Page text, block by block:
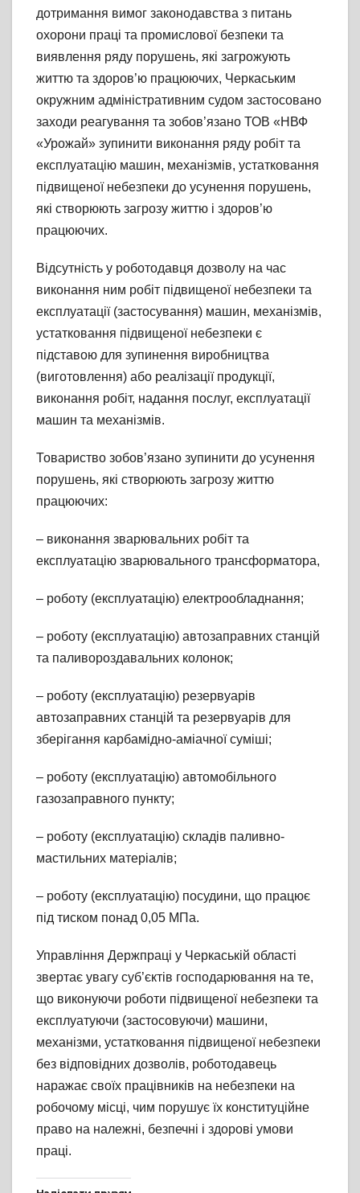
дотримання вимог законодавства з питань
охорони праці та промислової безпеки та
виявлення ряду порушень, які загрожують
життю та здоров’ю працюючих, Черкаським
окружним адміністративним судом застосовано
заходи реагування та зобов’язано ТОВ «НВФ
«Урожай» зупинити виконання ряду робіт та
експлуатацію машин, механізмів, устатковання
підвищеної небезпеки до усунення порушень,
які створюють загрозу життю і здоров’ю
працюючих.
Відсутність у роботодавця дозволу на час
виконання ним робіт підвищеної небезпеки та
експлуатації (застосування) машин, механізмів,
устатковання підвищеної небезпеки є
підставою для зупинення виробництва
(виготовлення) або реалізації продукції,
виконання робіт, надання послуг, експлуатації
машин та механізмів.
Товариство зобов’язано зупинити до усунення
порушень, які створюють загрозу життю
працюючих:
– виконання зварювальних робіт та
експлуатацію зварювального трансформатора,
– роботу (експлуатацію) електрообладнання;
– роботу (експлуатацію) автозаправних станцій
та паливороздавальних колонок;
– роботу (експлуатацію) резервуарів
автозаправних станцій та резервуарів для
зберігання карбамідно-аміачної суміші;
– роботу (експлуатацію) автомобільного
газозаправного пункту;
– роботу (експлуатацію) складів паливно-
мастильних матеріалів;
– роботу (експлуатацію) посудини, що працює
під тиском понад 0,05 МПа.
Управління Держпраці у Черкаській області
звертає увагу суб’єктів господарювання на те,
що виконуючи роботи підвищеної небезпеки та
експлуатуючи (застосовуючи) машини,
механізми, устатковання підвищеної небезпеки
без відповідних дозволів, роботодавець
наражає своїх працівників на небезпеки на
робочому місці, чим порушує їх конституційне
право на належні, безпечні і здорові умови
праці.